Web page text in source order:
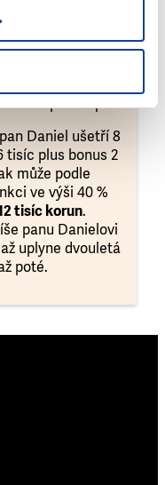
nyní dostal
s tím,
získá bonus
přistoupit?
Daniel ušetří 8
tisíc plus bonus 2
může podle
ve výši 40 %
tisíc korun.
panu Danielovi
uplyne dvouletá
poté.